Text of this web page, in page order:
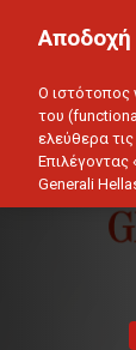
Ο ιστότοπος
του
ελεύθερα
Generali